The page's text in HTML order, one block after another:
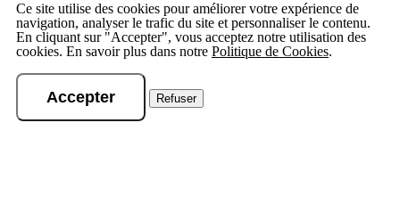
Ce site utilise des cookies pour améliorer votre expérience de
navigation, analyser le trafic du site et personnaliser le contenu.
En cliquant sur "Accepter", vous acceptez notre utilisation des
cookies. En savoir plus dans notre Politique de Cookies.
Accepter Refuser